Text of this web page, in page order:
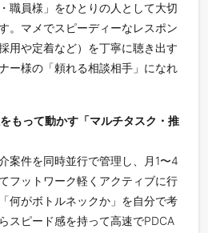
職員様」をひとりの人として大切
。マメでスピーディーなレスポン
用や定着など）を丁寧に聴き出す
ー様の「頼れる相談相手」になれ
もって動かす「マルチタスク・推
案件を同時並行で管理し、月1〜4
フットワーク軽くアクティブに行
何がボトルネックか」を自分で考
スピード感を持って高速でPDCA